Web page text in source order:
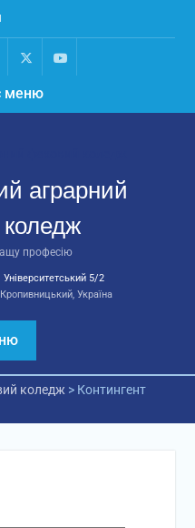
життя
Youtube
меню
аграрний
професію
Університетський 5/2
Україна
коледж > Контингент